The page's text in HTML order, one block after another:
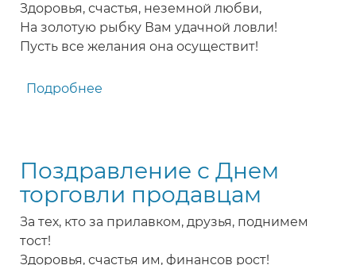
Здоровья, счастья, неземной любви,
На золотую рыбку Вам удачной ловли!
Пусть все желания она осуществит!
Подробнее
торговли
продавцу
сельского
магазина
Поздравление с Днем
торговли продавцам
За тех, кто за прилавком, друзья, поднимем
тост!
Здоровья, счастья им, финансов рост!